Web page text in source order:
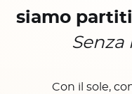
siamo
Senza
Con il sole,